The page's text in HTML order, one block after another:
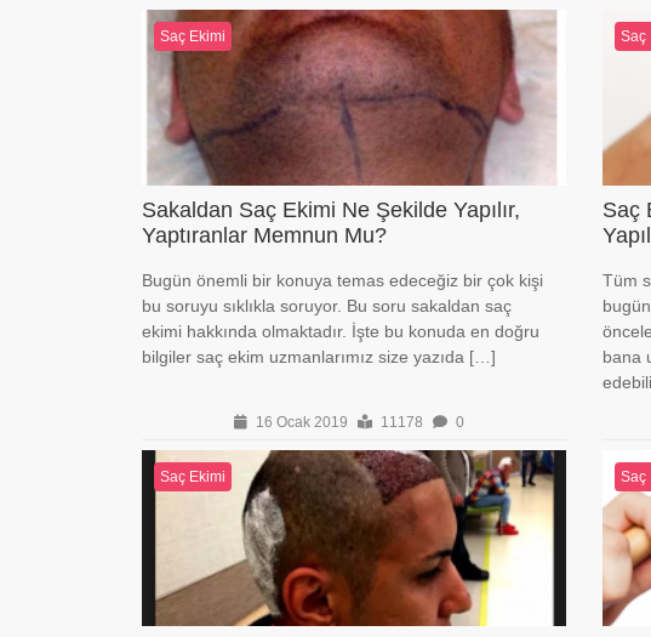
Saç Ekimi
Sakaldan Saç Ekimi Ne Şekilde Yapılır,
Yaptıranlar Memnun Mu?
Bugün önemli bir konuya temas edeceğiz bir çok kişi
bu soruyu sıklıkla soruyor. Bu soru sakaldan saç
ekimi hakkında olmaktadır. İşte bu konuda en doğru
bilgiler saç ekim uzmanlarımız size yazıda […]
16 Ocak 2019 11178 0
Saç
Saç
Tüm
bana
Saç Ekimi Saç